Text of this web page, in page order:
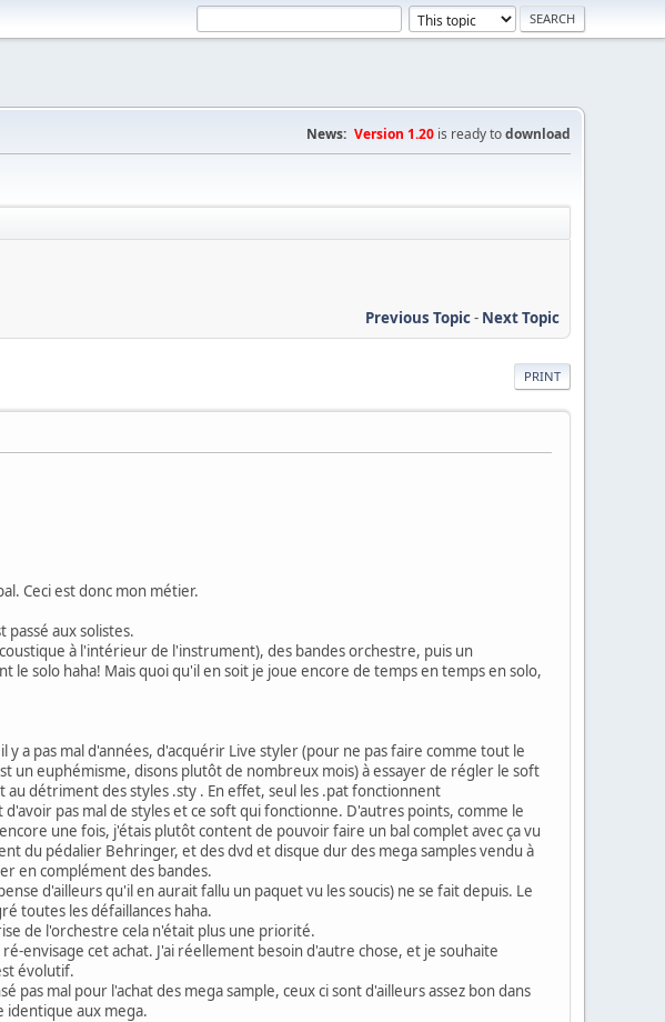
News: Version 1.20 is ready todownload
Previous Topic- Next Topic
PRINT
Ceci est donc mon métier.
passé aux solistes.
à l'intérieur de l'instrument), des bandes orchestre, puis un
solo haha! Mais quoi qu'il en soit je joue encore de temps en temps en solo,
a pas mal d'années, d'acquérir Live styler (pour ne pas faire comme tout le
un euphémisme, disons plutôt de nombreux mois) à essayer de régler le soft
au détriment des styles .sty . En effet, seul les .pat fonctionnent
pas mal de styles et ce soft qui fonctionne. D'autres points, comme le
une fois, j'étais plutôt content de pouvoir faire un bal complet avec ça vu
du pédalier Behringer, et des dvd et disque dur des mega samples vendu à
en complément des bandes.
d'ailleurs qu'il en aurait fallu un paquet vu les soucis) ne se fait depuis. Le
toutes les défaillances haha.
de l'orchestre cela n'était plus une priorité.
envisage cet achat. J'ai réellement besoin d'autre chose, et je souhaite
évolutif.
pas mal pour l'achat des mega sample, ceux ci sont d'ailleurs assez bon dans
identique aux mega.